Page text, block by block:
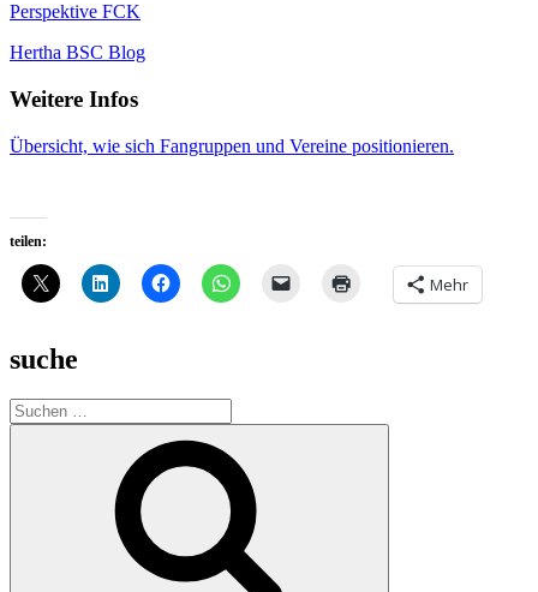
Perspektive FCK
Hertha BSC Blog
Weitere Infos
Übersicht, wie sich Fangruppen und Vereine positionieren.
teilen:
Mehr
suche
Suche
nach: